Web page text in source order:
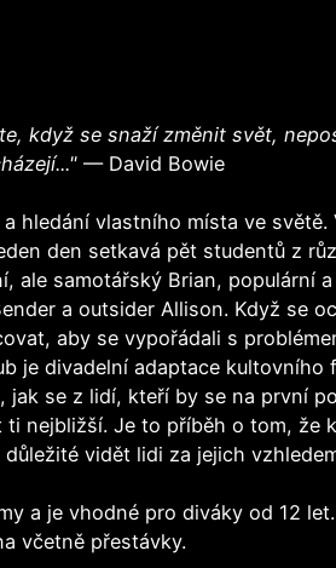
když se snaží změnit svět,
— David Bowie
hledání vlastního místa ve světě.
den setkavá pět studentů z
ale samotářský Brian, populární
a outsider Allison. Když se
aby se vypořádali s
je divadelní adaptace kultovního
jak se z lidí, kteří by se na první
nejbližší. Je to příběh o tom, že
vidět lidi za jejich
a je vhodné pro diváky od 12
včetně přestávky.